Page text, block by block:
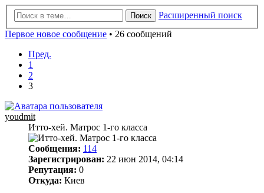
Поиск
Расширенный поиск
Первое новое сообщение • 26 сообщений
Пред.
1
2
3
youdmit
Итто-хей. Матрос 1-го класса
Сообщения: 114
Зарегистрирован: 22 июн 2014, 04:14
Репутация: 0
Откуда: Киев